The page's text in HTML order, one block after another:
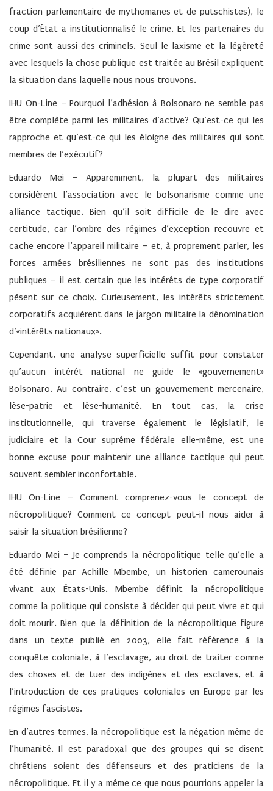
fraction parlementaire de mythomanes et de putschistes), le
coup d’État a institutionnalisé le crime. Et les partenaires du
crime sont aussi des criminels. Seul le laxisme et la légèreté
avec lesquels la chose publique est traitée au Brésil expliquent
la situation dans laquelle nous nous trouvons.
IHU On-Line – Pourquoi l’adhésion à Bolsonaro ne semble pas
être complète parmi les militaires d’active? Qu’est-ce qui les
rapproche et qu’est-ce qui les éloigne des militaires qui sont
membres de l’exécutif?
Eduardo Mei – Apparemment, la plupart des militaires
considèrent l’association avec le bolsonarisme comme une
alliance tactique. Bien qu’il soit difficile de le dire avec
certitude, car l’ombre des régimes d’exception recouvre et
cache encore l’appareil militaire – et, à proprement parler, les
forces armées brésiliennes ne sont pas des institutions
publiques – il est certain que les intérêts de type corporatif
pèsent sur ce choix. Curieusement, les intérêts strictement
corporatifs acquièrent dans le jargon militaire la dénomination
d’«intérêts nationaux».
Cependant, une analyse superficielle suffit pour constater
qu’aucun intérêt national ne guide le «gouvernement»
Bolsonaro. Au contraire, c’est un gouvernement mercenaire,
lèse-patrie et lèse-humanité. En tout cas, la crise
institutionnelle, qui traverse également le législatif, le
judiciaire et la Cour suprême fédérale elle-même, est une
bonne excuse pour maintenir une alliance tactique qui peut
souvent sembler inconfortable.
IHU On-Line – Comment comprenez-vous le concept de
nécropolitique? Comment ce concept peut-il nous aider à
saisir la situation brésilienne?
Eduardo Mei – Je comprends la nécropolitique telle qu’elle a
été définie par Achille Mbembe, un historien camerounais
vivant aux États-Unis. Mbembe définit la nécropolitique
comme la politique qui consiste à décider qui peut vivre et qui
doit mourir. Bien que la définition de la nécropolitique figure
dans un texte publié en 2003, elle fait référence à la
conquête coloniale, à l’esclavage, au droit de traiter comme
des choses et de tuer des indigènes et des esclaves, et à
l’introduction de ces pratiques coloniales en Europe par les
régimes fascistes.
En d’autres termes, la nécropolitique est la négation même de
l’humanité. Il est paradoxal que des groupes qui se disent
chrétiens soient des défenseurs et des praticiens de la
nécropolitique. Et il y a même ce que nous pourrions appeler la